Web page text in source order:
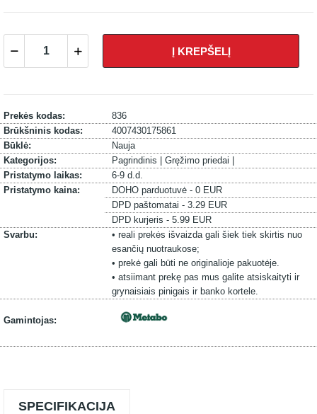
Į KREPŠELĮ
Prekės kodas:
836
Brūkšninis kodas:
4007430175861
Būklė:
Nauja
Kategorijos:
Pagrindinis | Gręžimo priedai |
Pristatymo laikas:
6-9 d.d.
Pristatymo kaina:
DOHO parduotuvė - 0 EUR
DPD paštomatai - 3.29 EUR
DPD kurjeris - 5.99 EUR
Svarbu:
• reali prekės išvaizda gali šiek tiek skirtis nuo
esančių nuotraukose;
• prekė gali būti ne originalioje pakuotėje.
• atsiimant prekę pas mus galite atsiskaityti ir
grynaisiais pinigais ir banko kortele.
Gamintojas:
SPECIFIKACIJA